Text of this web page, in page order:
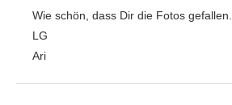
Wie schön, dass Dir die Fotos gefallen.
LG
Ari